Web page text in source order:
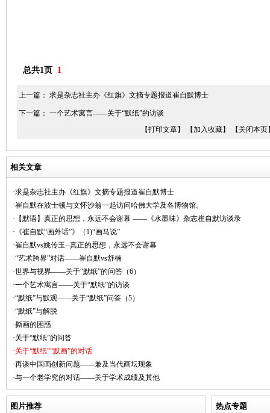
总共1页 1
上一篇： 求是杂志社主办《红旗》文摘专题报道崔自默博士
下一篇： 一个艺术寓言——关于“默纸”的访谈
【打印文章】
【加入收藏】 【关闭本页
相关文章
·求是杂志社主办《红旗》文摘专题报道崔自默博士
·崔自默在波士顿与文怀沙翁一起访问哈佛大学及各博物馆。
·【默语】真正的思想，永远不会谢幕 ——《水墨味》杂志崔自默访谈录
·《崔自默“画外话”》（1)“画马说”
·崔自默vs姚传玉--真正的思想，永远不会谢幕
·“艺术跨界”对话——崔自默vs舒楠
·世界与视界——关于“默纸”的问答（6）
·一个艺术寓言——关于“默纸”的访谈
·“默纸”与默观——关于“默纸”问答（5）
·“默纸”与解脱
·撕画的困惑
·关于“默纸”的问答
·关于“默纸”“默画”的对话
·再谈中国画创新问题——兼及当代画坛现象
·与一个老学究的对话——关于学术成绩及其他
图片推荐 热点专题